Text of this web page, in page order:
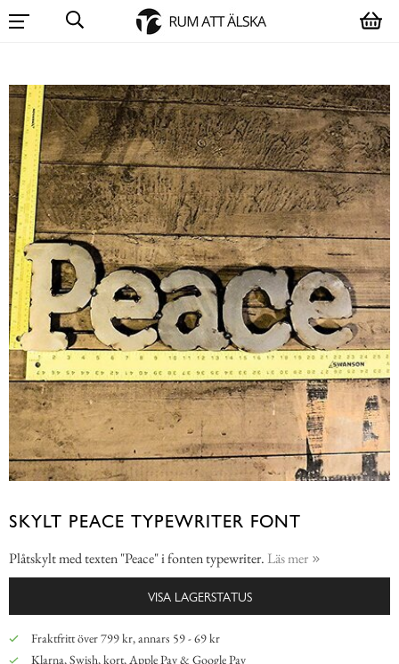
SKYLT PEACE TYPEWRITER FONT
Plåtskylt med texten "Peace" i fonten typewriter. Läs mer
VISA LAGERSTATUS
Fraktfritt över 799 kr, annars 59 - 69 kr
Klarna, Swish, kort, Apple Pay & Google Pay